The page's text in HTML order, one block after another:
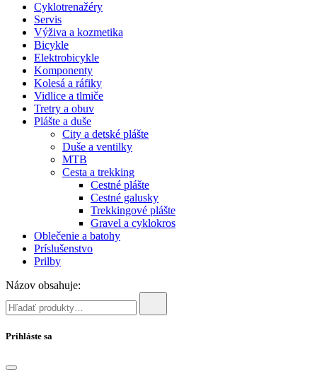
Cyklotrenažéry
Servis
Výživa a kozmetika
Bicykle
Elektrobicykle
Komponenty
Kolesá a ráfiky
Vidlice a tlmiče
Tretry a obuv
Plášte a duše
City a detské plášte
Duše a ventilky
MTB
Cesta a trekking
Cestné plášte
Cestné galusky
Trekkingové plášte
Gravel a cyklokros
Oblečenie a batohy
Príslušenstvo
Prilby
Názov obsahuje:
Prihláste sa